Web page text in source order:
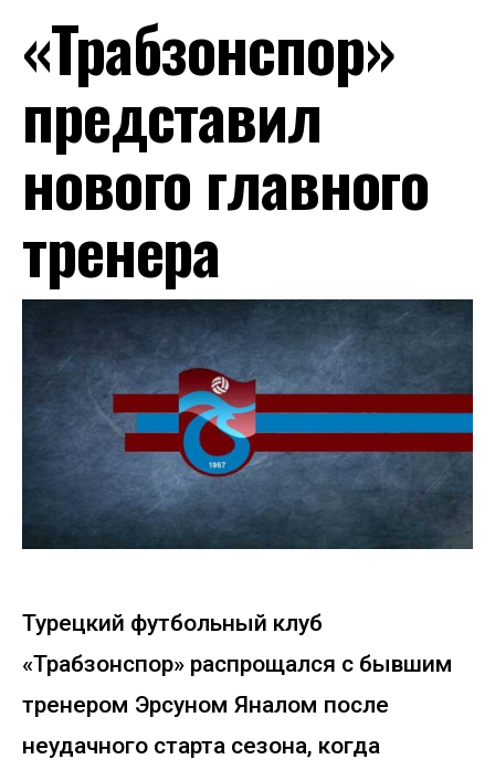
«Трабзонспор»
представил
нового главного
тренера
Турецкий футбольный клуб
«Трабзонспор» распрощался с бывшим
тренером Эрсуном Яналом после
неудачного старта сезона, когда